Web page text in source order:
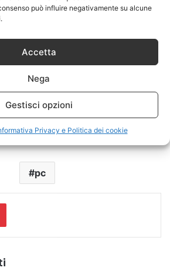
può influire negativamente su alcune
Accetta
Nega
Gestisci opzioni
Privacy e Politica dei cookie
pc
Pinterest